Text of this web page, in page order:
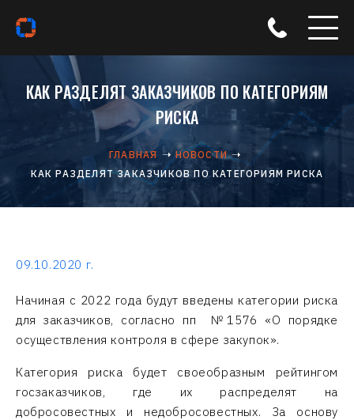
КАК РАЗДЕЛЯТ ЗАКАЗЧИКОВ ПО КАТЕГОРИЯМ
РИСКА
ГЛАВНАЯ
НОВОСТИ
КАК РАЗДЕЛЯТ ЗАКАЗЧИКОВ ПО КАТЕГОРИЯМ РИСКА
09.10.2020 г.
Начиная с 2022 года будут введены категории риска
для заказчиков, согласно пп №1576 «О порядке
осуществления контроля в сфере закупок».
Категория риска будет своеобразным рейтингом
госзаказчиков, где их распределят на
добросовестных и недобросовестных. За основу